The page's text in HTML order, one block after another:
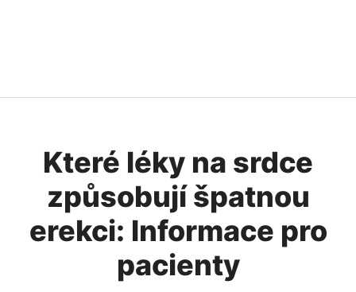
Které léky na srdce
způsobují špatnou
erekci: Informace pro
pacienty